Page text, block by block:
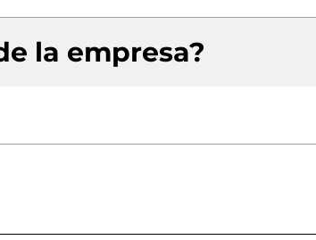
la empresa?